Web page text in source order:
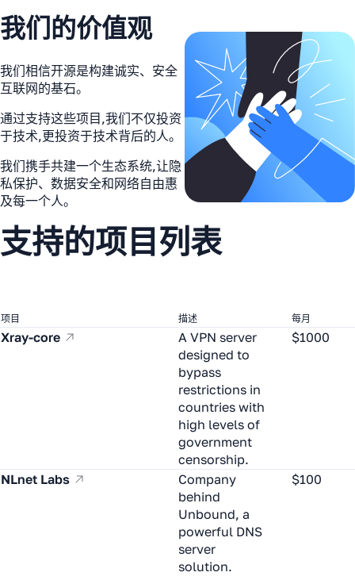
我们的价值观
我们相信开源是构建诚实、安全
互联网的基石。
通过支持这些项目,我们不仅投资
于技术,更投资于技术背后的人。
我们携手共建一个生态系统,让隐
私保护、数据安全和网络自由惠
及每一个人。
支持的项目列表
项目 描述 每月
Xray-core
A VPN server
designed to
bypass
restrictions in
countries with
high levels of
government
censorship.
$1000
NLnet Labs
Company
behind
Unbound, a
powerful DNS
server
solution.
$100